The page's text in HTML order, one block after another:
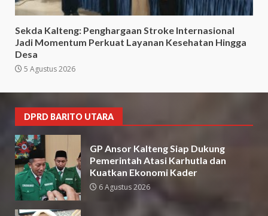
Sekda Kalteng: Penghargaan Stroke Internasional
Jadi Momentum Perkuat Layanan Kesehatan Hingga
Desa
5 Agustus 2026
DPRD BARITO UTARA
GP Ansor Kalteng Siap Dukung
Pemerintah Atasi Karhutla dan
Kuatkan Ekonomi Kader
6 Agustus 2026